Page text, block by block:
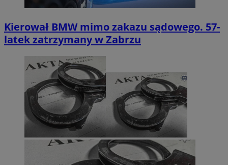
Kierował BMW mimo zakazu sądowego. 57-
latek zatrzymany w Zabrzu